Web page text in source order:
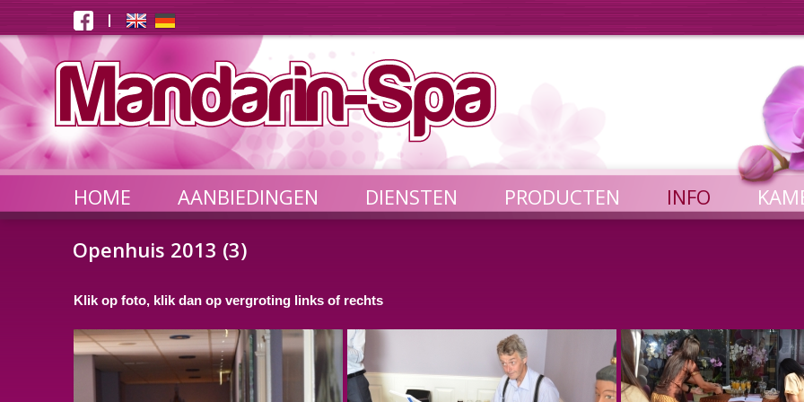
Openhuis 2013 (3)
Klik op foto, klik dan op vergroting links of rechts
HOME AANBIEDINGEN DIENSTEN PRODUCTEN INFO